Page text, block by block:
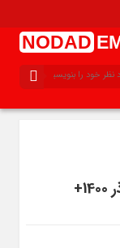
NODAD
قیمت روز گوشی موبایل در امروز 15 آذر 1400+